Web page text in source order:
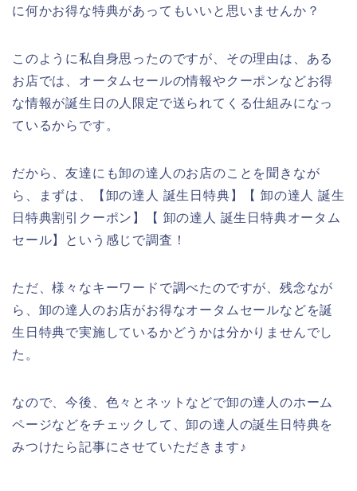
に何かお得な特典があってもいいと思いませんか？
このように私自身思ったのですが、その理由は、ある
お店では、オータムセールの情報やクーポンなどお得
な情報が誕生日の人限定で送られてくる仕組みになっ
ているからです。
だから、友達にも卸の達人のお店のことを聞きなが
ら、まずは、【卸の達人 誕生日特典】【 卸の達人 誕生
日特典割引クーポン】【 卸の達人 誕生日特典オータム
セール】という感じで調査！
ただ、様々なキーワードで調べたのですが、残念なが
ら、卸の達人のお店がお得なオータムセールなどを誕
生日特典で実施しているかどうかは分かりませんでし
た。
なので、今後、色々とネットなどで卸の達人のホーム
ページなどをチェックして、卸の達人の誕生日特典を
みつけたら記事にさせていただきます♪